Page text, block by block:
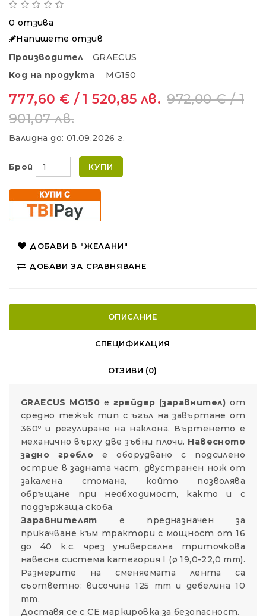
0 отзива
Напишете отзив
Производител
GRAECUS
Код на продукта
MG150
777,60 € / 1 520,85 лв. 972,00 € / 1
901,07 лв.
Валидна до: 01.09.2026 г.
Брой КУПИ
ДОБАВИ В "ЖЕЛАНИ"
ДОБАВИ ЗА СРАВНЯВАНЕ
ОПИСАНИЕ
СПЕЦИФИКАЦИЯ
ОТЗИВИ (0)
GRAECUS MG150 е грейдер (заравнител) от
средно тежък тип с ъгъл на завъртане от
360º и регулиране на наклона. Въртенето е
механично върху две зъбни плочи. Навесното
задно гребло е оборудвано с подсилено
острие в задната част, двустранен нож от
закалена стомана, който позволява
обръщане при необходимост, както и с
поддържаща скоба.
Заравнителят е предназначен за
прикачване към трактори с мощност от 16
до 40 к.с. чрез универсална триточкова
навесна система категория I (ø 19,0-22,0 mm).
Размерите на сменяемата лента са
съответно: височина 125 mm и дебелина 10
mm.
Доставя се с СЕ маркировка за безопасност.